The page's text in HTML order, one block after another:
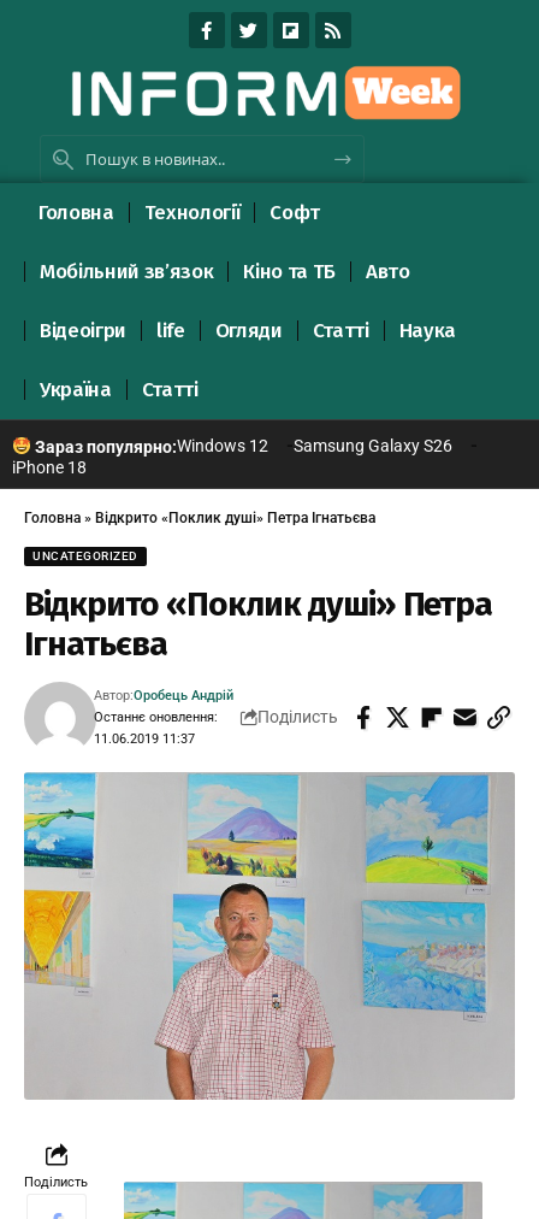
Головна Технології Софт
Мобільний зв’язок Кіно та ТБ Авто
Відеоігри life Огляди Статті Наука
Україна Статті
Зараз популярно:Windows 12
Samsung Galaxy S26
iPhone 18
Головна » Відкрито «Поклик душі» Петра Ігнатьєва
UNCATEGORIZED
Відкрито «Поклик душі» Петра
Ігнатьєва
Останнє оновлення:
11.06.2019 11:37
Автор:Оробець Андрій
Поділисть
Поділисть